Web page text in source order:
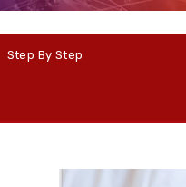
Step By Step